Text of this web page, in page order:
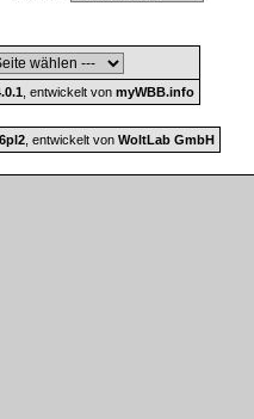
, entwickelt von myWBB.info
, entwickelt von WoltLab GmbH